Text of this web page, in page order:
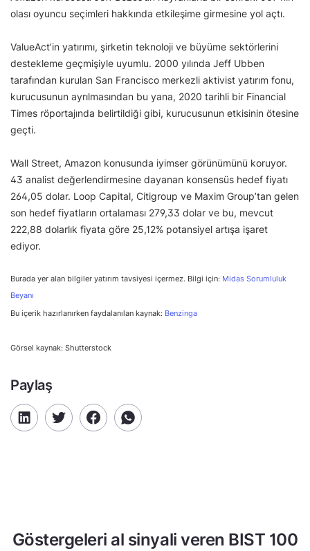
olası oyuncu seçimleri hakkında etkileşime girmesine yol açtı.
ValueAct’in yatırımı, şirketin teknoloji ve büyüme sektörlerini
destekleme geçmişiyle uyumlu. 2000 yılında Jeff Ubben
tarafından kurulan San Francisco merkezli aktivist yatırım fonu,
kurucusunun ayrılmasından bu yana, 2020 tarihli bir Financial
Times röportajında belirtildiği gibi, kurucusunun etkisinin ötesine
geçti.
Wall Street, Amazon konusunda iyimser görünümünü koruyor.
43 analist değerlendirmesine dayanan konsensüs hedef fiyatı
264,05 dolar. Loop Capital, Citigroup ve Maxim Group’tan gelen
son hedef fiyatların ortalaması 279,33 dolar ve bu, mevcut
222,88 dolarlık fiyata göre 25,12% potansiyel artışa işaret
ediyor.
Burada yer alan bilgiler yatırım tavsiyesi içermez. Bilgi için: Midas Sorumluluk
Beyanı
Bu içerik hazırlanırken faydalanılan kaynak: Benzinga
Görsel kaynak: Shutterstock
Paylaş
Göstergeleri al sinyali veren BIST 100